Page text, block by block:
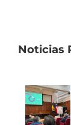
Noticias